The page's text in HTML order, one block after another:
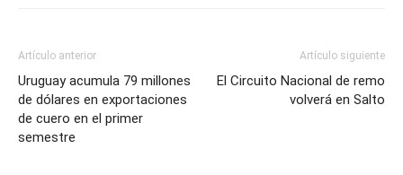
Artículo anterior
Uruguay acumula 79 millones
de dólares en exportaciones
de cuero en el primer
semestre
Artículo siguiente
El Circuito Nacional de remo
volverá en Salto